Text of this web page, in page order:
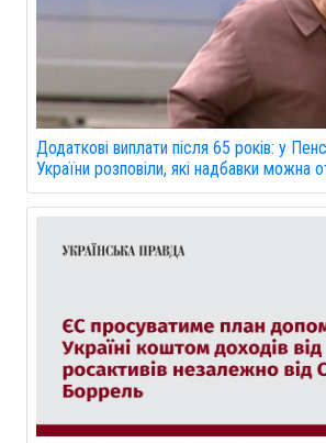
Додаткові виплати після 65 років: у
України розповіли, які надбавки можна